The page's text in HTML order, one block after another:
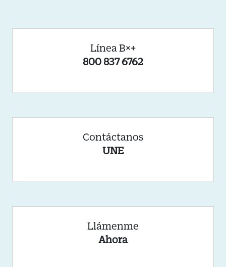
Línea B×+
800 837 6762
Contáctanos
UNE
Llámenme
Ahora